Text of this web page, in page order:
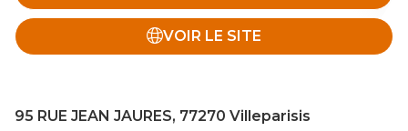
VOIR LE SITE
95 RUE JEAN JAURES, 77270 Villeparisis